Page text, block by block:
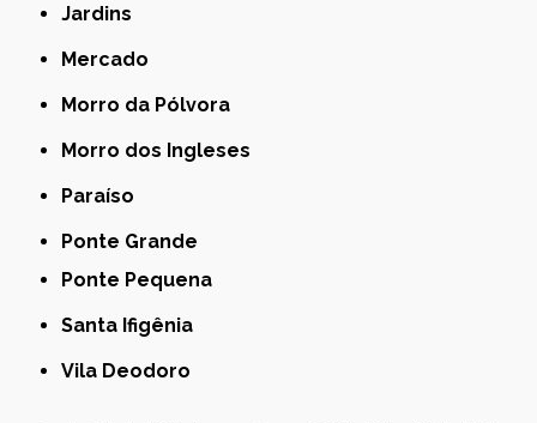
Jardins
Mercado
Morro da Pólvora
Morro dos Ingleses
Paraíso
Ponte Grande
Ponte Pequena
Santa Ifigênia
Vila Deodoro